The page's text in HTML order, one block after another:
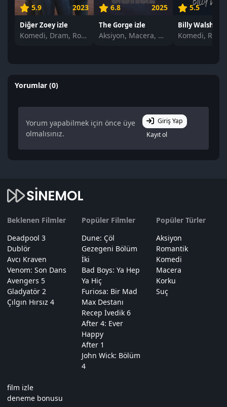
5.9 2023
Diğer Zoey izle
Komedi, Dram, Romantik
6.8 2025
The Gorge izle
Aksiyon, Macera, Korku, Romantik, Bilim Kurgu
5.5
Yorumlar (0)
Yorum yapabilmek için önce üye
olmalısınız.
Giriş Yap
Kayıt ol
Beklenen Filmler
Deadpool 3
Dublör
Avcı Kraven
Venom: Son Dans
Avengers 5
Gladyatör 2
Çılgın Hırsız 4
Popüler Filmler
Dune: Çöl
Gezegeni Bölüm
İki
Bad Boys: Ya Hep
Ya Hiç
Furiosa: Bir Mad
Max Destanı
Recep İvedik 6
After 4: Ever
Happy
After 1
John Wick: Bölüm
4
Popüler Türler
Aksiyon
Romantik
Komedi
Macera
Korku
Suç
film izle
deneme bonusu